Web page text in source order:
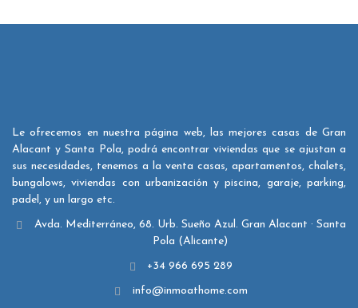
Le ofrecemos en nuestra página web, las mejores casas de Gran
Alacant y Santa Pola, podrá encontrar viviendas que se ajustan a
sus necesidades, tenemos a la venta casas, apartamentos, chalets,
bungalows, viviendas con urbanización y piscina, garaje, parking,
padel, y un largo etc.
Avda. Mediterráneo, 68. Urb. Sueño Azul. Gran Alacant · Santa
Pola (Alicante)
+34 966 695 289
info@inmoathome.com